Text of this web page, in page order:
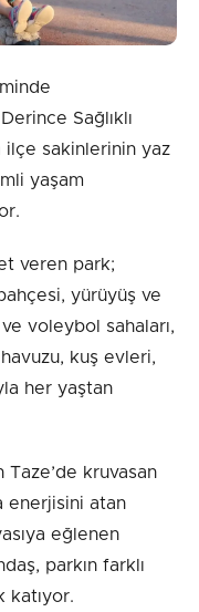
Sağlıklı
ilçe sakinlerinin yaz
yaşam
veren park;
yürüyüş ve
voleybol sahaları,
kuş evleri,
her yaştan
kruvasan
enerjisini atan
eğlenen
parkın farklı
katıyor.